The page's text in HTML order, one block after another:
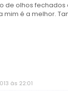
de olhos
mim é a melhor.
às 22:01